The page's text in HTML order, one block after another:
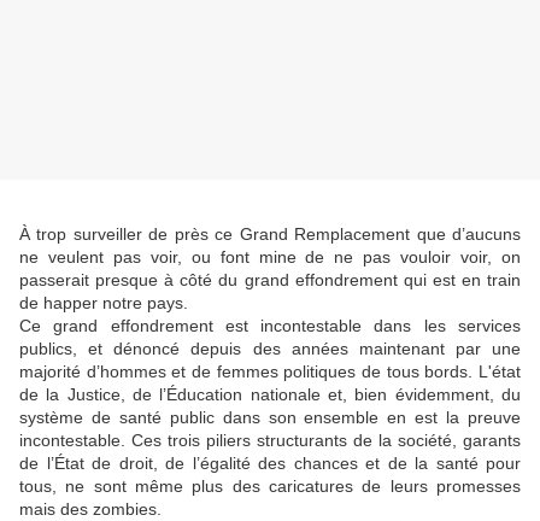
À trop surveiller de près ce Grand Remplacement que d’aucuns
ne veulent pas voir, ou font mine de ne pas vouloir voir, on
passerait presque à côté du grand effondrement qui est en train
de happer notre pays.
Ce grand effondrement est incontestable dans les services
publics, et dénoncé depuis des années maintenant par une
majorité d’hommes et de femmes politiques de tous bords. L'état
de la Justice, de l’Éducation nationale et, bien évidemment, du
système de santé public dans son ensemble en est la preuve
incontestable. Ces trois piliers structurants de la société, garants
de l’État de droit, de l’égalité des chances et de la santé pour
tous, ne sont même plus des caricatures de leurs promesses
mais des zombies.